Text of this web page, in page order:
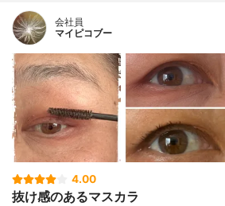
会社員
マイピコブー
4.00
抜け感のあるマスカラ